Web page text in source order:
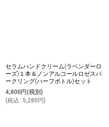
セラムハンドクリーム(ラベンダーロ
ーズ)１本＆ノンアルコールロゼスパ
ークリング(ハーフボトル)セット
4,800円 (税別)
(税込 : 5,280 円)